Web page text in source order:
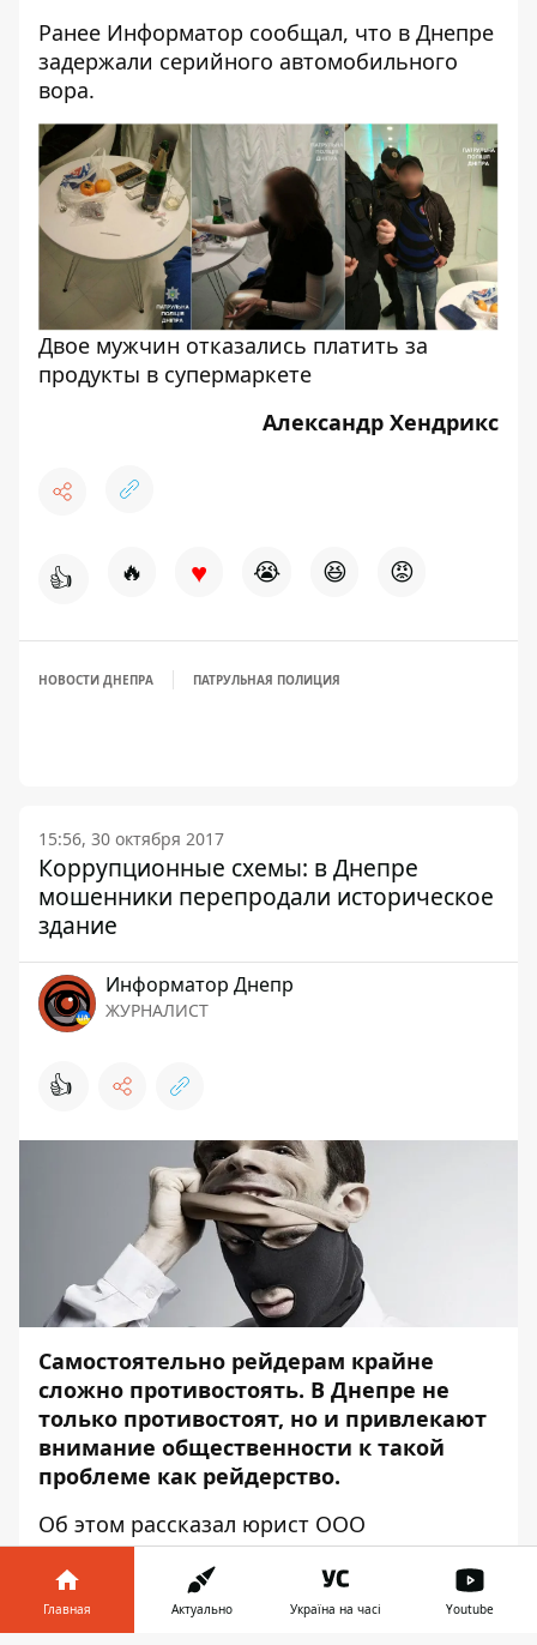
Ранее Информатор сообщал, что в Днепре
задержали серийного автомобильного
вора.
Двое мужчин отказались платить за
продукты в супермаркете
Александр Хендрикс
👍 🔥 ♥ 😭 😆 😡
НОВОСТИ ДНЕПРА ПАТРУЛЬНАЯ ПОЛИЦИЯ
15:56, 30 октября 2017
Коррупционные схемы: в Днепре
мошенники перепродали историческое
здание
Информатор Днепр
ЖУРНАЛИСТ
👍
Самостоятельно рейдерам крайне
сложно противостоять. В Днепре не
только противостоят, но и привлекают
внимание общественности к такой
проблеме как рейдерство.
Об этом рассказал юрист ООО
"Финансовая компания
"Днепрфинансгруп" Владимир Гуцол на
пресс-конференции в медиа-
центреИнформатор
Главная Актуально Україна на часі Youtube